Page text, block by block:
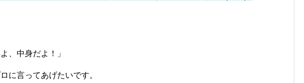
、中身だよ！」
に言ってあげたいです。